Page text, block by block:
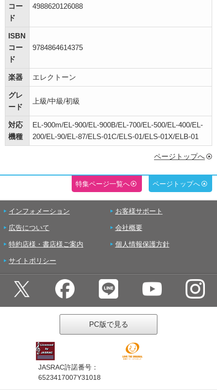
コー
ド
4988620126088
ISBN
コー
ド
9784864614375
楽器 エレクトーン
グレ
ード
上級/中級/初級
対応
機種
EL-900m/EL-900/EL-900B/EL-700/EL-500/EL-400/EL-
200/EL-90/EL-87/ELS-01C/ELS-01/ELS-01X/ELB-01
ページトップへ
特集ページ一覧へ ページトップへ
インフォメーション お客様サポート
広告について 会社概要
特約店様・書店様ご案内 個人情報保護方針
サイトポリシー
PC版で見る
JASRAC許諾番号：
6523417007Y31018